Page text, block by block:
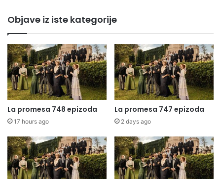
Objave iz iste kategorije
La promesa 748 epizoda
17 hours ago
La promesa 747 epizoda
2 days ago